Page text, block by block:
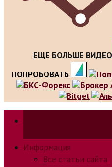
ЕЩЕ БОЛЬШЕ ВИДЕО
ПОПРОБОВАТЬ
Информация
Все статьи сайта